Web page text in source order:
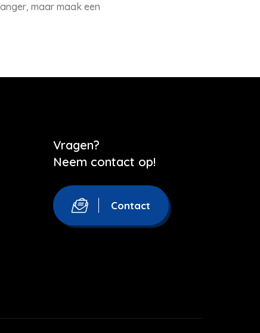
maar maak een
Vragen?
Neem contact op!
Contact